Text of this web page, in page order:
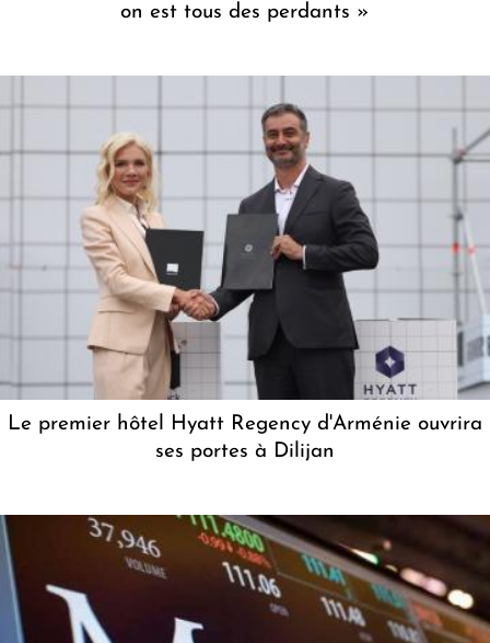
on est tous des perdants »
Le premier hôtel Hyatt Regency d'Arménie ouvrira
ses portes à Dilijan